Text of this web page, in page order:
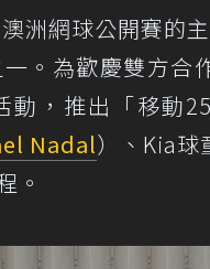
洲網球公開賽的
。為歡慶雙方
動，推出「移動
Nadal）、Kia球
。